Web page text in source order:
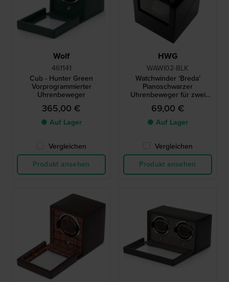
Wolf
461141
Cub - Hunter Green
Vorprogrammierter
Uhrenbeweger
365,00 €
● Auf Lager
Vergleichen
Produkt ansehen
HWG
WAWI02-BLK
Watchwinder ‘Breda’
Pianoschwarzer
Uhrenbeweger für zwei
Uhren
69,00 €
● Auf Lager
Vergleichen
Produkt ansehen